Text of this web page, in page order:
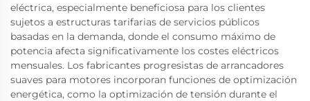
eléctrica, especialmente beneficiosa para los clientes
sujetos a estructuras tarifarias de servicios públicos
basadas en la demanda, donde el consumo máximo de
potencia afecta significativamente los costes eléctricos
mensuales. Los fabricantes progresistas de arrancadores
suaves para motores incorporan funciones de optimización
energética, como la optimización de tensión durante el